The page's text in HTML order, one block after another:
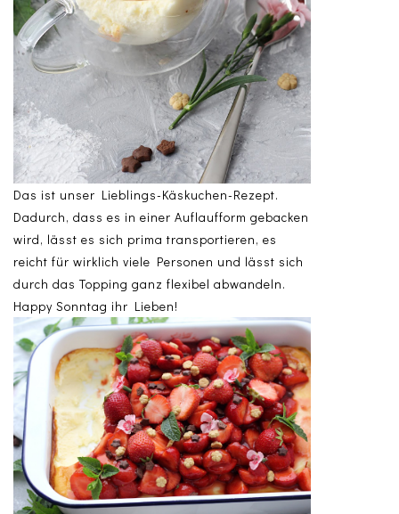
Das ist unser Lieblings-Käskuchen-Rezept.
Dadurch, dass es in einer Auflaufform gebacken
wird, lässt es sich prima transportieren, es
reicht für wirklich viele Personen und lässt sich
durch das Topping ganz flexibel abwandeln.
Happy Sonntag ihr Lieben!